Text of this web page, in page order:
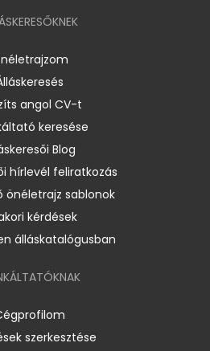
angol CV-t
keresése
Blog
hírlevél feliratkozás
önéletrajz sablonok
kérdések
álláskatalógusban
szerkesztése